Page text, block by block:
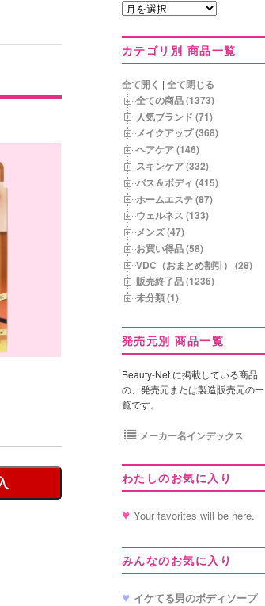
発
年
月
別
商
品
一
覧
カテゴリ別 商品一覧
全て開く | 全て閉じる
全ての商品 (1373)
人気ブランド (71)
メイクアップ (368)
ヘアケア (146)
スキンケア (332)
バス＆ボディ (415)
ホームエステ (87)
ウェルネス (133)
メンズ (47)
お買い得品 (58)
VDC（おまとめ割引） (28)
販売終了品 (1236)
未分類 (1)
発売元別 商品一覧
Beauty-Net に掲載している商品
の、発売元または製造販売元の一
覧です。
メーカー名インデックス
わたしのお気に入り
Your favorites will be here.
みんなのお気に入り
イケてる男のボディソープ